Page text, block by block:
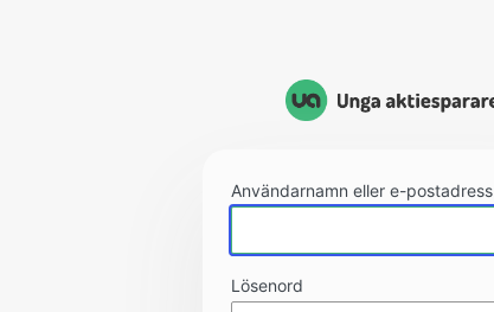
Användarnamn eller e-postadress
Lösenord